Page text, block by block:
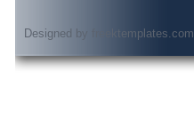
Designed by freektemplates.com